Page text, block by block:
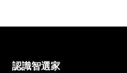
認識智選家